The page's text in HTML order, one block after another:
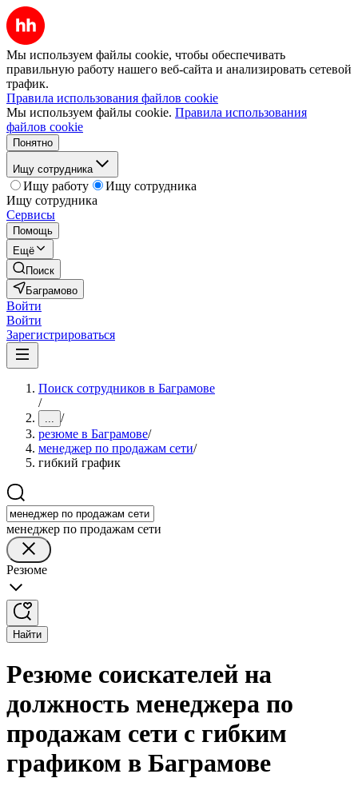
Мы используем файлы cookie, чтобы обеспечивать
правильную работу нашего веб-сайта и анализировать сетевой
трафик.
Правила использования файлов cookie
Мы используем файлы cookie. Правила использования
файлов cookie
Понятно
Ищу сотрудника
Ищу работу
Ищу сотрудника
Ищу сотрудника
Сервисы
Помощь
Ещё
Поиск
Баграмово
Войти
Войти
Зарегистрироваться
Поиск сотрудников в Баграмове
/
... /
резюме в Баграмове/
менеджер по продажам сети/
гибкий график
менеджер по продажам сети
Резюме
Найти
Резюме соискателей на
должность менеджера по
продажам сети с гибким
графиком в Баграмове